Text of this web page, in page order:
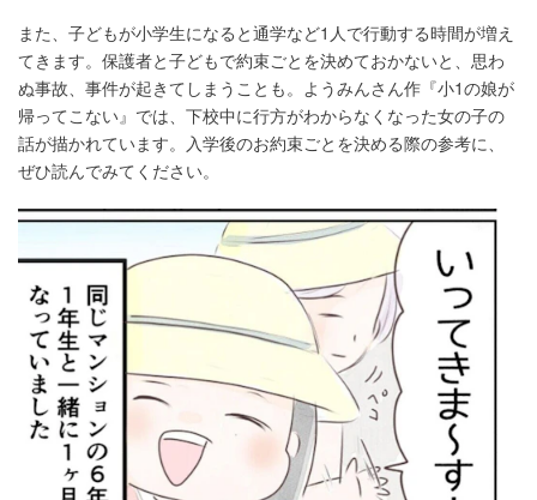
また、子どもが小学生になると通学など1人で行動する時間が増え
てきます。保護者と子どもで約束ごとを決めておかないと、思わ
ぬ事故、事件が起きてしまうことも。ようみんさん作『小1の娘が
帰ってこない』では、下校中に行方がわからなくなった女の子の
話が描かれています。入学後のお約束ごとを決める際の参考に、
ぜひ読んでみてください。